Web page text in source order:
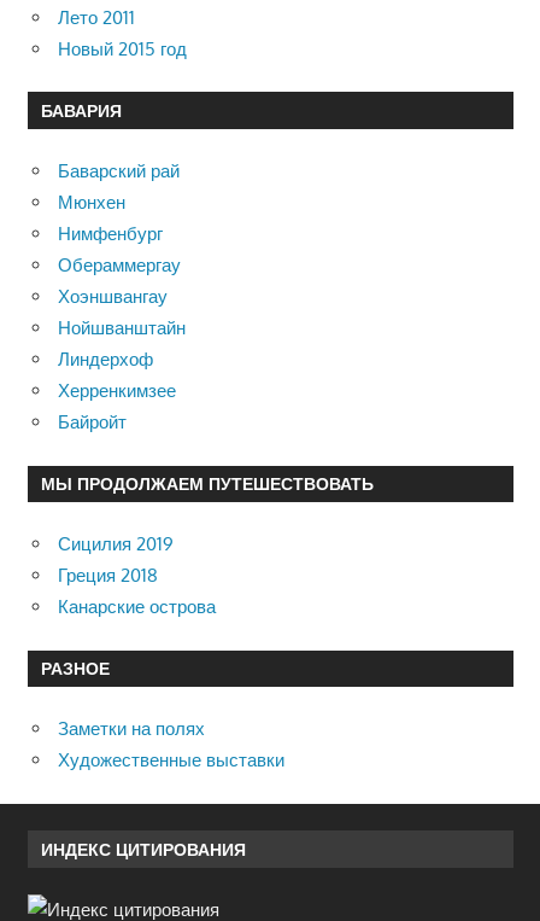
Лето 2011
Новый 2015 год
БАВАРИЯ
Баварский рай
Мюнхен
Нимфенбург
Обераммергау
Хоэншвангау
Нойшванштайн
Линдерхоф
Херренкимзее
Байройт
МЫ ПРОДОЛЖАЕМ ПУТЕШЕСТВОВАТЬ
Сицилия 2019
Греция 2018
Канарские острова
РАЗНОЕ
Заметки на полях
Художественные выставки
ИНДЕКС ЦИТИРОВАНИЯ